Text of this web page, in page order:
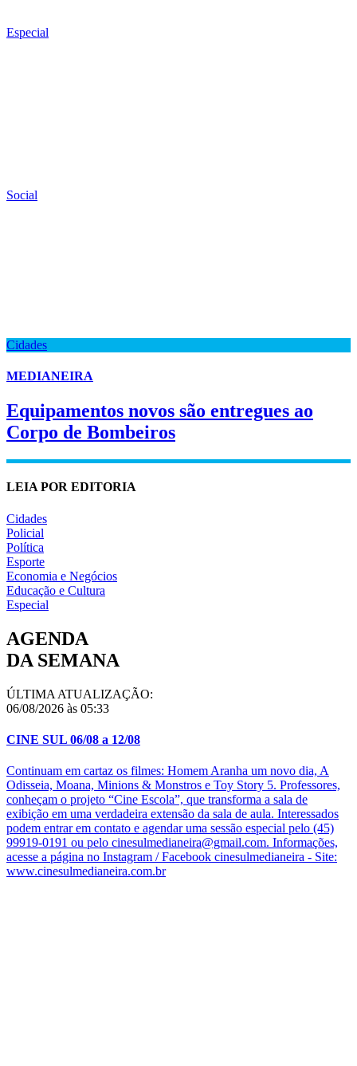
Especial
Social
Cidades
MEDIANEIRA
Equipamentos novos são entregues ao
Corpo de Bombeiros
LEIA POR EDITORIA
Cidades
Policial
Política
Esporte
Economia e Negócios
Educação e Cultura
Especial
AGENDA
DA SEMANA
ÚLTIMA ATUALIZAÇÃO:
06/08/2026 às 05:33
CINE SUL 06/08 a 12/08
Continuam em cartaz os filmes: Homem Aranha um novo dia, A
Odisseia, Moana, Minions & Monstros e Toy Story 5. Professores,
conheçam o projeto “Cine Escola”, que transforma a sala de
exibição em uma verdadeira extensão da sala de aula. Interessados
podem entrar em contato e agendar uma sessão especial pelo (45)
99919-0191 ou pelo cinesulmedianeira@gmail.com. Informações,
acesse a página no Instagram / Facebook cinesulmedianeira - Site:
www.cinesulmedianeira.com.br